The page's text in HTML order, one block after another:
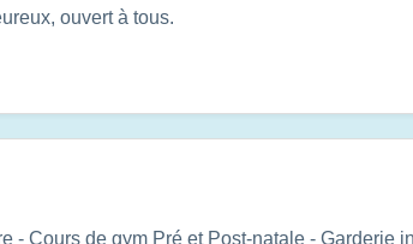
ouvert à tous.
- Cours de gym Pré et Post-natale - Garderie